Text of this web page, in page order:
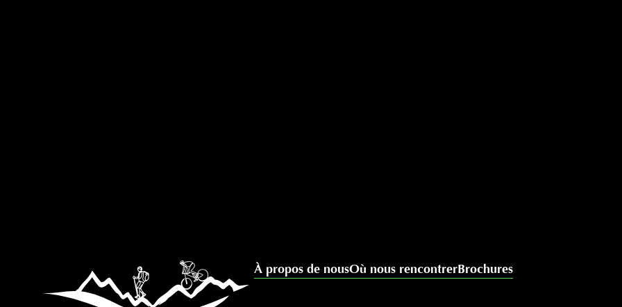
À propos de nousOù nous rencontrerBrochures